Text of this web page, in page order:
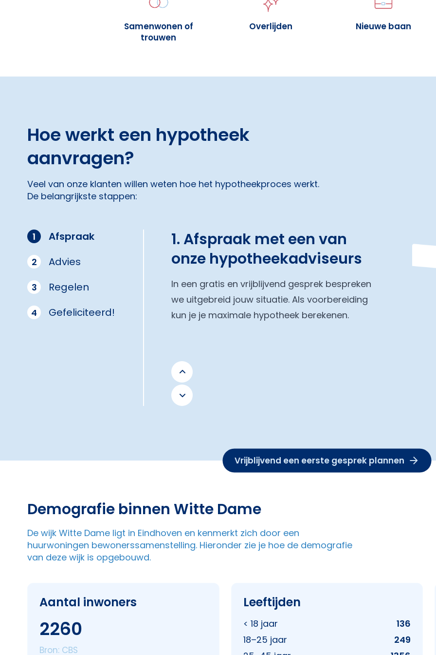
Samenwonen of
trouwen
Overlijden Nieuwe baan
Hoe werkt een hypotheek
aanvragen?
Veel van onze klanten willen weten hoe het hypotheekproces werkt.
De belangrijkste stappen:
1 Afspraak
2 Advies
3 Regelen
4 Gefeliciteerd!
1. Afspraak met een van
onze hypotheekadviseurs
In een gratis en vrijblijvend gesprek bespreken
we uitgebreid jouw situatie. Als voorbereiding
kun je je maximale hypotheek berekenen.
Vrijblijvend een eerste gesprek plannen
Demografie binnen Witte Dame
De wijk Witte Dame ligt in Eindhoven en kenmerkt zich door een
huurwoningen bewonerssamenstelling. Hieronder zie je hoe de demografie
van deze wijk is opgebouwd.
Aantal inwoners
2260
Bron: CBS
Leeftijden
< 18 jaar
136
18–25 jaar
249